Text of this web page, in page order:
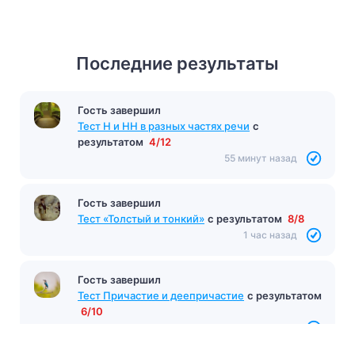
Последние результаты
Гость завершил
Тест «Судьба человека» с результатом
Тест Н и НН в разных частях речи
результатом 4/12
55 минут назад
Гость завершил
Тест «Толстый и тонкий» с результатом 8/8